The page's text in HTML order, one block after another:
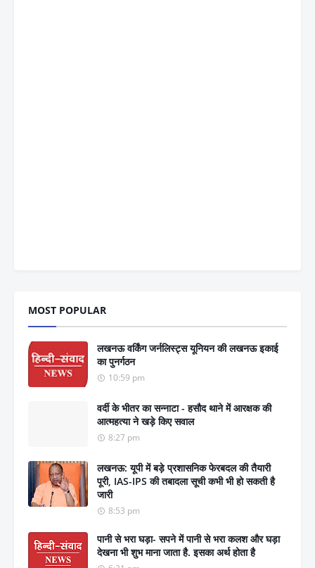
MOST POPULAR
लखनऊ वर्किंग जर्नलिस्ट्स यूनियन की लखनऊ इकाई
का पुनर्गठन
10:59 pm
वर्दी के भीतर का सन्नाटा - हसौद थाने में आरक्षक की
आत्महत्या ने खड़े किए सवाल
8:27 pm
लखनऊ: यूपी में बड़े प्रशासनिक फेरबदल की तैयारी
पूरी, IAS-IPS की तबादला सूची कभी भी हो सकती है
जारी
8:53 pm
पानी से भरा घड़ा- सपने में पानी से भरा कलश और घड़ा
देखना भी शुभ माना जाता है. इसका अर्थ होता है